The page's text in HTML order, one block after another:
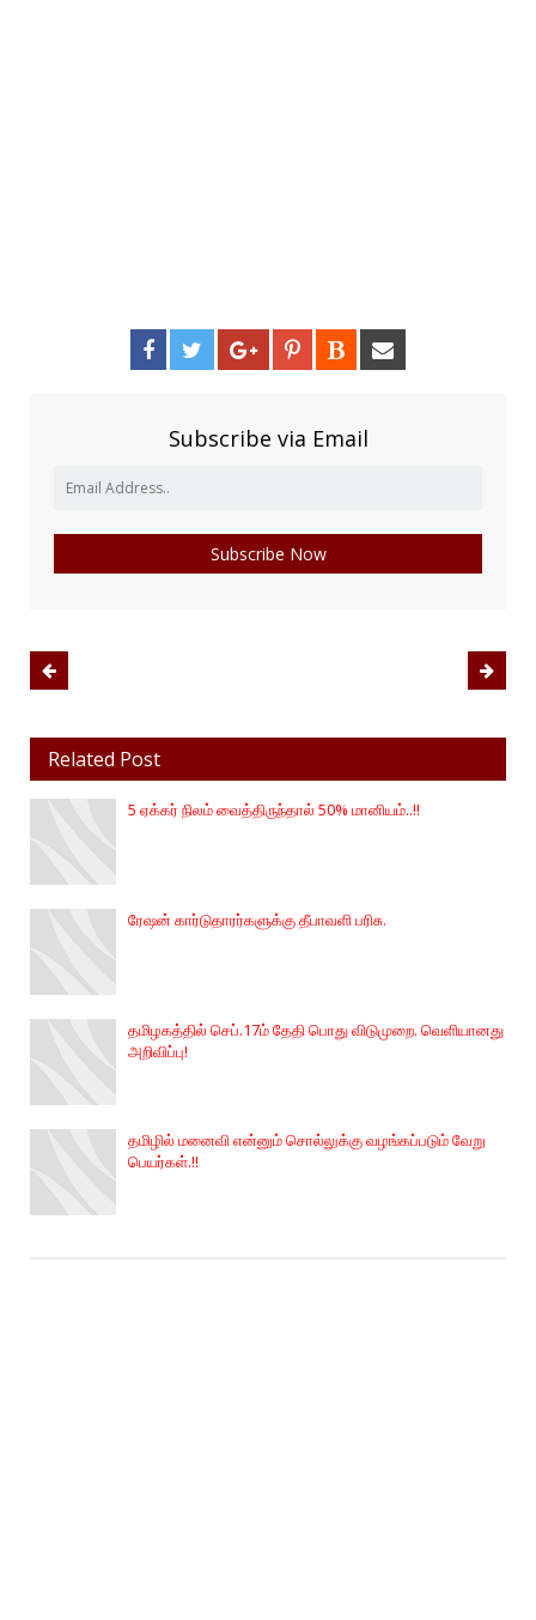
Subscribe via Email
Related Post
5 ஏக்கர் நிலம் வைத்திருந்தால் 50% மானியம்..!!
ரேஷன் கார்டுதாரர்களுக்கு தீபாவளி பரிசு.
தமிழகத்தில் செப்.17ம் தேதி பொது விடுமுறை. வெளியானது
அறிவிப்பு!
தமிழில் மனைவி என்னும் சொல்லுக்கு வழங்கப்படும் வேறு
பெயர்கள்.‌!!